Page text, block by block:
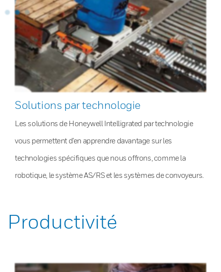
Solutions par technologie
Les solutions de Honeywell Intelligrated par technologie
vous permettent d’en apprendre davantage sur les
technologies spécifiques que nous offrons, comme la
robotique, le système AS/RS et les systèmes de convoyeurs.
Productivité